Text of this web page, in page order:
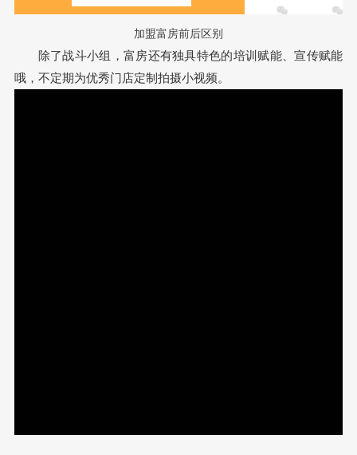
加盟富房前后区别
除了战斗小组，富房还有独具特色的培训赋能、宣传赋能
哦，不定期为优秀门店定制拍摄小视频。